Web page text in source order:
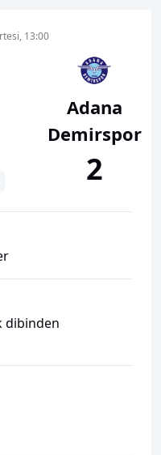
13:00
Adana
Demirspor
2
dibinden